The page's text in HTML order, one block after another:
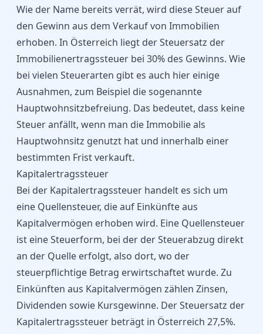
Wie der Name bereits verrät, wird diese Steuer auf
den Gewinn aus dem Verkauf von Immobilien
erhoben. In Österreich liegt der Steuersatz der
Immobilienertragssteuer bei 30% des Gewinns. Wie
bei vielen Steuerarten gibt es auch hier einige
Ausnahmen, zum Beispiel die sogenannte
Hauptwohnsitzbefreiung. Das bedeutet, dass keine
Steuer anfällt, wenn man die Immobilie als
Hauptwohnsitz genutzt hat und innerhalb einer
bestimmten Frist verkauft.
Kapitalertragssteuer
Bei der Kapitalertragssteuer handelt es sich um
eine Quellensteuer, die auf Einkünfte aus
Kapitalvermögen erhoben wird. Eine Quellensteuer
ist eine Steuerform, bei der der Steuerabzug direkt
an der Quelle erfolgt, also dort, wo der
steuerpflichtige Betrag erwirtschaftet wurde. Zu
Einkünften aus Kapitalvermögen zählen Zinsen,
Dividenden sowie Kursgewinne. Der Steuersatz der
Kapitalertragssteuer beträgt in Österreich 27,5%.